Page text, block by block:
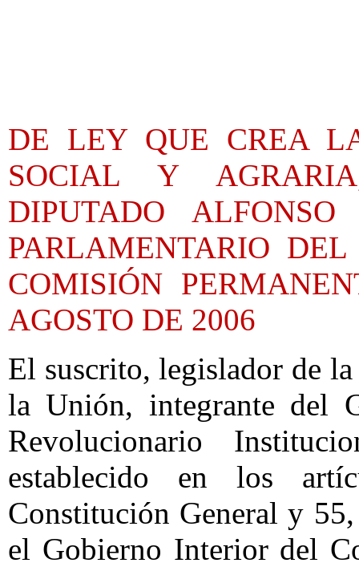
DE LEY QUE CREA
SOCIAL Y
DIPUTADO
PARLAMENTARIO
COMISIÓN
AGOSTO DE 2006
El suscrito, legislador de
la Unión, integrante del
Revolucionario
establecido en los
Constitución General y
el Gobierno Interior del